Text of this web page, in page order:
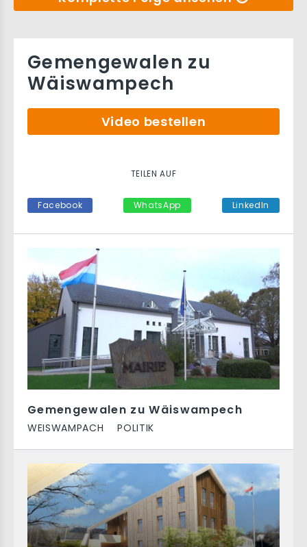
Gemengewalen zu Wäiswampech
WEISWAMPACH POLITIK
Gemengewalen zu
Wäiswampech
Video bestellen
TEILEN AUF
Facebook WhatsApp LinkedIn